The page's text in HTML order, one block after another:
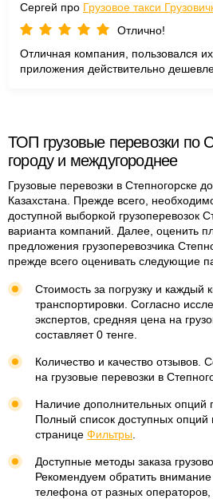
Сергей про Грузовое такси
Отлично!
Отличная компания, пользовался
приложения действительно
ТОП грузовые перевозки по
городу и междугороднее
Грузовые перевозки в Степногорске
Казахстана. Прежде всего,
доступной выборкой грузоперевозок
варианта компаний. Далее, оценить
предложения грузоперевозчика
прежде всего оценивать следующие
Стоимость за погрузку и каждый
транспортировки. Согласно
экспертов, средняя цена на
составляет 0 тенге.
Количество и качество отзывов.
на грузовые перевозки в
Наличие дополнительных опций
Полный список доступных
странице Фильтры
Доступные методы заказа
Рекомендуем обратить
телефона от разных